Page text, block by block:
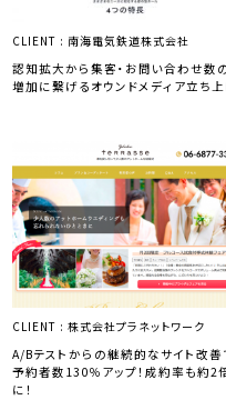
CLIENT : 南海電気鉄道株式会社
認知拡大から集客・お問い合わせ数
増加に繋げるオウンドメディア立ち
CLIENT :株式会社プラネットワーク
A/Bテストからの継続的なサイト改善
予約者数130％アップ！成約率も約2
に！